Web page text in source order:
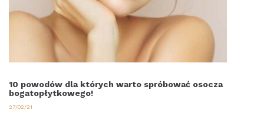
10 powodów dla których warto spróbować osocza
bogatopłytkowego!
27/02/21